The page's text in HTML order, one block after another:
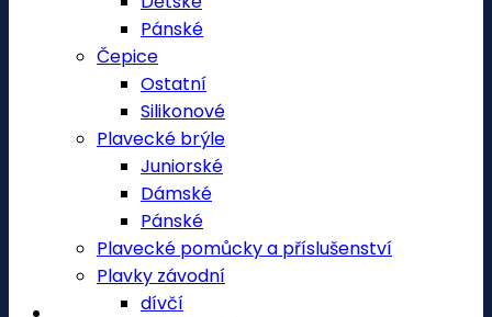
Pánské
Čepice
Ostatní
Silikonové
Plavecké brýle
Juniorské
Dámské
Pánské
Plavecké pomůcky a příslušenství
Plavky závodní
dívčí